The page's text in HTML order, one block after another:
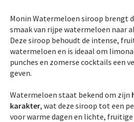
Monin Watermeloen siroop brengt
smaak van rijpe watermeloen naar
Deze siroop behoudt de intense,
watermeloen en is ideaal om
punches en zomerse cocktails een
geven.
Watermeloen staat bekend om zijn
karakter, wat deze siroop tot een
voor warme dagen en lichte,